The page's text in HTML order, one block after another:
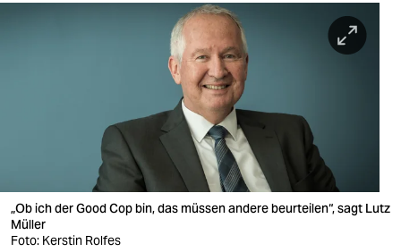
veranstaltungen
shop
„Ob ich der Good Cop bin, das müssen andere beurteilen“, sagt Lutz
Müller
Foto: Kerstin Rolfes